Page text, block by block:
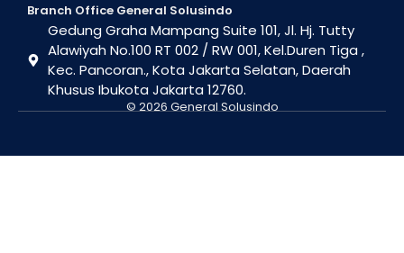
Branch Office General Solusindo
Gedung Graha Mampang Suite 101, Jl. Hj. Tutty
Alawiyah No.100 RT 002 / RW 001, Kel.Duren Tiga ,
Kec. Pancoran., Kota Jakarta Selatan, Daerah
Khusus Ibukota Jakarta 12760.
© 2026 General Solusindo